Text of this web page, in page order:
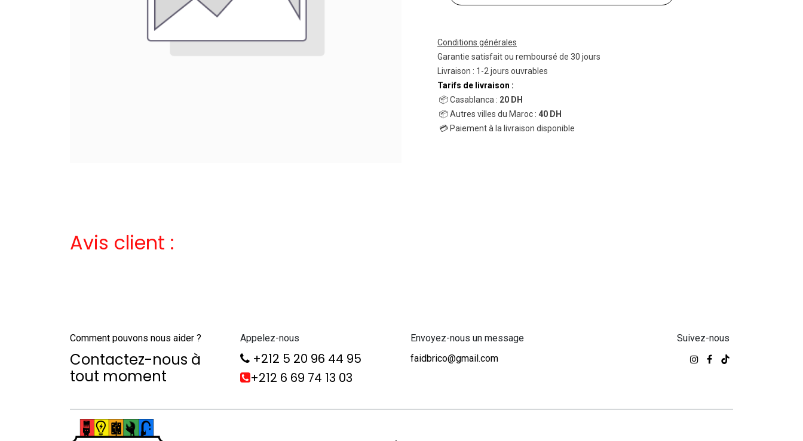
Conditions générales
Garantie satisfait ou remboursé de 30 jours
Livraison : 1-2 jours ouvrables
Tarifs de livraison :
📦 Casablanca : 20 DH
📦 Autres villes du Maroc : 40 DH
💳 Paiement à la livraison disponible
Avis client :
Comment pouvons nous aider ?
Contactez-nous à
tout moment
Appelez-nous
+212 5 20 96 44 95
+212 6 69 74 13 03
Envoyez-nous un message
faidbrico@gmail.com
Suivez-nous